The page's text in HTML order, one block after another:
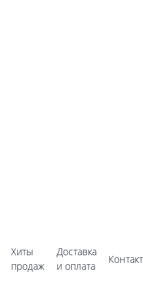
Хиты
продаж
Доставка
и оплата